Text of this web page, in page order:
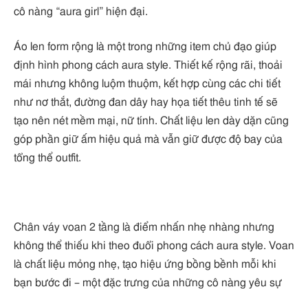
cô nàng “aura girl” hiện đại.
Áo len form rộng là một trong những item chủ đạo giúp
định hình phong cách aura style. Thiết kế rộng rãi, thoải
mái nhưng không luộm thuộm, kết hợp cùng các chi tiết
như nơ thắt, đường đan dây hay họa tiết thêu tinh tế sẽ
tạo nên nét mềm mại, nữ tính. Chất liệu len dày dặn cũng
góp phần giữ ấm hiệu quả mà vẫn giữ được độ bay của
tổng thể outfit.
Chân váy voan 2 tầng là điểm nhấn nhẹ nhàng nhưng
không thể thiếu khi theo đuổi phong cách aura style. Voan
là chất liệu mỏng nhẹ, tạo hiệu ứng bồng bềnh mỗi khi
bạn bước đi – một đặc trưng của những cô nàng yêu sự